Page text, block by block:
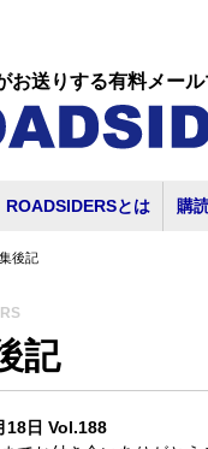
お送りする有料メー
ROADSIDERSとは 購
後記
記
18日 Vol.188